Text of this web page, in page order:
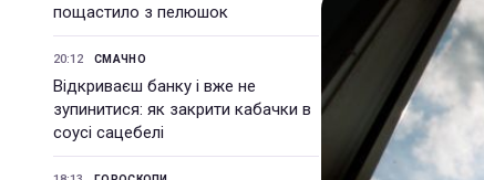
пощастило з пелюшок
20:12 СМАЧНО
Відкриваєш банку і вже не
зупинитися: як закрити кабачки в
соусі сацебелі